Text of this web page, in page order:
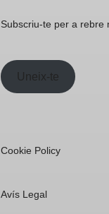
Subscriu-te per a rebre
Uneix-te
Cookie Policy
Avís Legal